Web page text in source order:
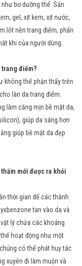
bơ dưỡng thể. Sản
gel, xịt kem, xịt nước,
lót nền trang điểm, phấn
khi của người dùng.
trang điểm?
không thể phận thấy trên
làn da trang điểm.
làm căng mịn bề mặt da,
giúp da sáng hơn
giúp bề mặt da đẹp
mới được ra khỏi
thời gian để các thành
tan vào da và
lý chứa các khoáng
hoạt động như một
có thể phát huy tác
xuyên đi làm muộn và